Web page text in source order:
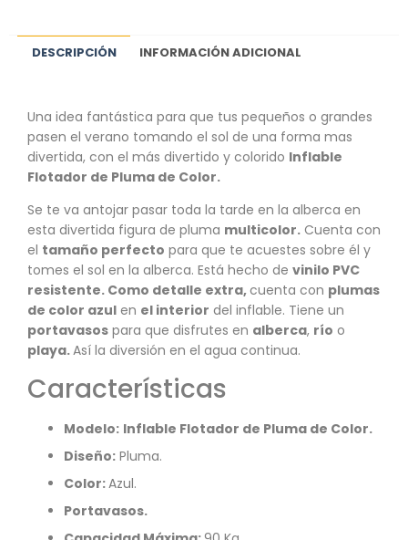
DESCRIPCIÓN INFORMACIÓN ADICIONAL
Una idea fantástica para que tus pequeños o grandes
pasen el verano tomando el sol de una forma mas
divertida, con el más divertido y colorido Inflable
Flotador de Pluma de Color.
Se te va antojar pasar toda la tarde en la alberca en
esta divertida figura de pluma multicolor. Cuenta con
el tamaño perfecto para que te acuestes sobre él y
tomes el sol en la alberca. Está hecho de vinilo PVC
resistente. Como detalle extra,cuenta con plumas
de color azul en el interior del inflable. Tiene un
portavasos para que disfrutes en alberca, río o
playa.Así la diversión en el agua continua.
Características
Modelo: Inflable Flotador de Pluma de Color.
Diseño: Pluma.
Color:Azul.
Portavasos.